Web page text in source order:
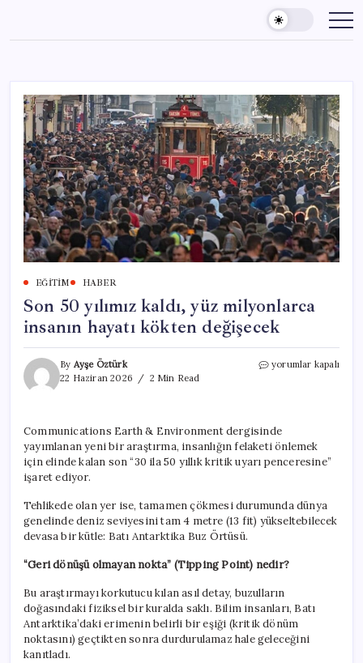
content
EĞITIM HABER
Son 50 yılımız kaldı, yüz milyonlarca
insanın hayatı kökten değişecek
By Ayşe Öztürk
22 Haziran 2026
2 Min Read
Son
milyonlarca
insanın
hayatı
için
yorumlar kapalı
Communications Earth & Environment dergisinde
yayımlanan yeni bir araştırma, insanlığın felaketi önlemek
için elinde kalan son “30 ila 50 yıllık kritik uyarı penceresine”
işaret ediyor.
Tehlikede olan yer ise, tamamen çökmesi durumunda dünya
genelinde deniz seviyesini tam 4 metre (13 fit) yükseltebilecek
devasa bir kütle: Batı Antarktika Buz Örtüsü.
“Geri dönüşü olmayan nokta” (Tipping Point) nedir?
Bu araştırmayı korkutucu kılan asıl detay, buzulların
doğasındaki fiziksel bir kuralda saklı. Bilim insanları, Batı
Antarktika’daki erimenin belirli bir eşiği (kritik dönüm
noktasını) geçtikten sonra durdurulamaz hale geleceğini
kanıtladı.